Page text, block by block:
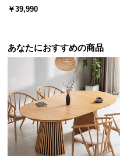
幅147cm デンマーク デザイ
ン マルチチェスト
¥26,999
015
￥39,990
あなたにおすすめの商品